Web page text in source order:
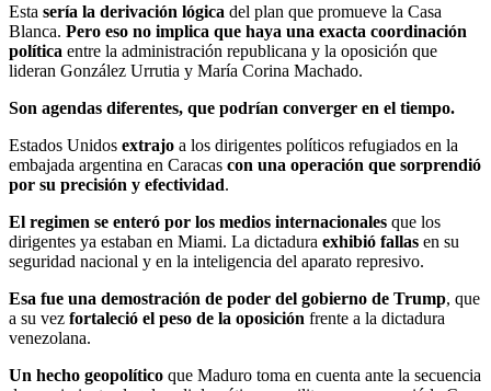
Esta sería la derivación lógica del plan que promueve la Casa
Blanca. Pero eso no implica que haya una exacta coordinación
política entre la administración republicana y la oposición que
lideran González Urrutia y María Corina Machado.
Son agendas diferentes, que podrían converger en el tiempo.
Estados Unidos extrajo a los dirigentes políticos refugiados en la
embajada argentina en Caracas con una operación que sorprendió
por su precisión y efectividad.
El regimen se enteró por los medios internacionales que los
dirigentes ya estaban en Miami. La dictadura exhibió fallas en su
seguridad nacional y en la inteligencia del aparato represivo.
Esa fue una demostración de poder del gobierno de Trump, que
a su vez fortaleció el peso de la oposición frente a la dictadura
venezolana.
Un hecho geopolítico que Maduro toma en cuenta ante la secuencia